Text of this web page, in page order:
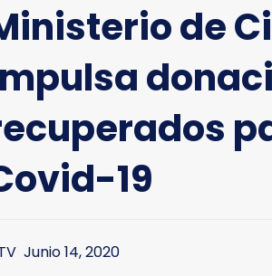
de
19
Junio 14, 2020